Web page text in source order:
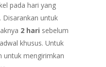
pada hari yang
Disarankan untuk
2 hari sebelum
khusus. Untuk
untuk mengirimkan